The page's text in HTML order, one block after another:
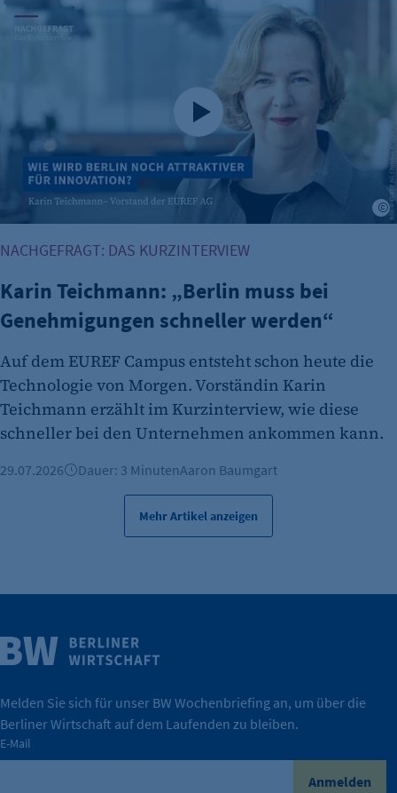
Durch ihre Perspektiven wird deutlich, was der Claim
konkret bedeutet – und wie die IHK Berlin Unternehmen
tatsächlich unterstützt.
Wirtschaft.
Weitere Infos
Karin Teichmann: „Berlin muss bei Genehmigungen
NACHGEFRAGT: DAS KURZINTERVIEW
Karin Teichmann: „Berlin muss bei
Genehmigungen schneller werden“
Auf dem EUREF Campus entsteht schon heute die
Technologie von Morgen. Vorständin Karin
Teichmann erzählt im Kurzinterview, wie diese
schneller bei den Unternehmen ankommen kann.
29.07.2026 Dauer: 3 MinutenAaron Baumgart
Mehr Artikel anzeigen
Melden Sie sich für unser BW Wochenbriefing an, um über die
Berliner Wirtschaft auf dem Laufenden zu bleiben.
E-Mail
Anmelden